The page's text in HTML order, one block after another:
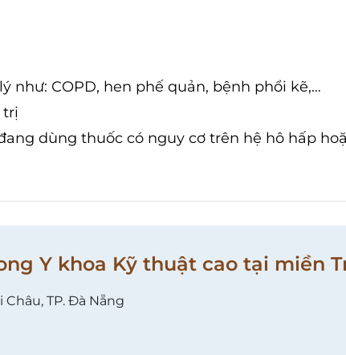
như: COPD, hen phế quản, bệnh phổi kẽ,…
trị
dùng thuốc có nguy cơ trên hệ hô hấp
Y khoa Kỹ thuật cao tại miền
Châu, TP. Đà Nẵng